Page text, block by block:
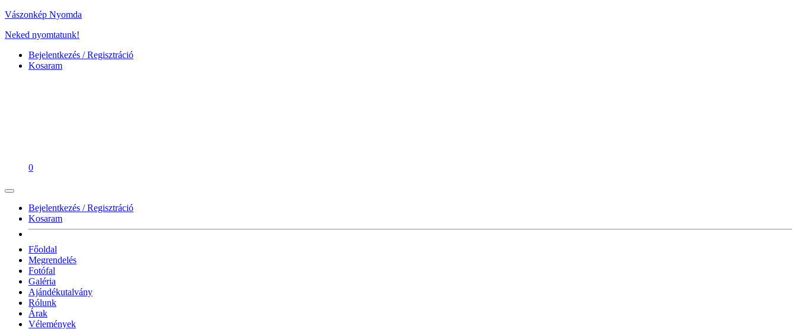
Vászonkép Nyomda
Neked nyomtatunk!
Bejelentkezés / Regisztráció
Kosaram
0
Bejelentkezés / Regisztráció
Kosaram
Főoldal
Megrendelés
Fotófal
Galéria
Ajándékutalvány
Rólunk
Árak
Vélemények